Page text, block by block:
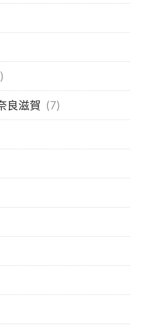
良滋賀 (7)